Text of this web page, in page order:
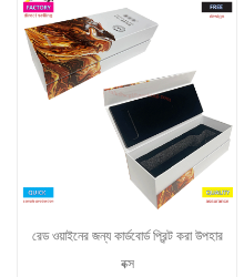
রেড ওয়াইনের জন্য কার্ডবোর্ড প্রিন্ট করা উপহার
বক্স